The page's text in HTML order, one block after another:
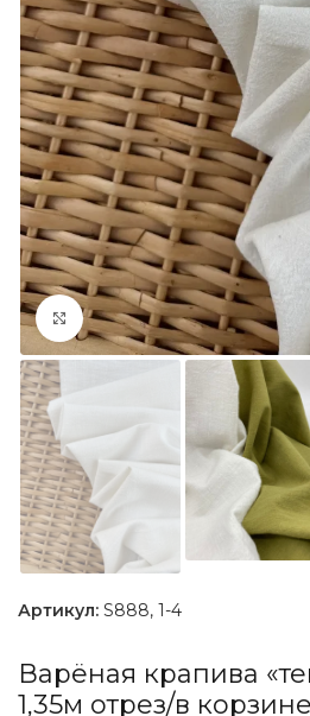
Увеличить
Артикул: S888, 1-4
Варёная крапива
1,35м отрез/в